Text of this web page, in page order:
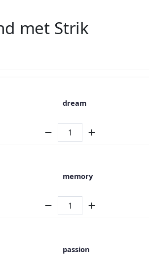
met Strik
dream
memory
passion